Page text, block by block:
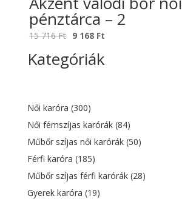
pénztárca – 2
15 716Ft Original
was:
9 168 Ft
Kategóriák
Női karóra (300)
Női fémszíjas karórák (84)
Műbőr szíjas női karórák (50)
Férfi karóra (185)
Műbőr szíjas férfi karórák (28)
Gyerek karóra (19)